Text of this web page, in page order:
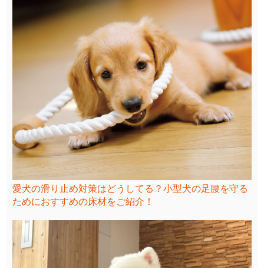
愛犬の滑り止め対策はどうしてる？小型犬の足腰を守る
ためにおすすめの床材をご紹介！